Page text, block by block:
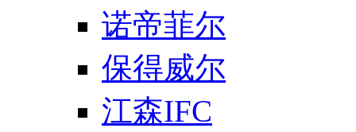
诺帝菲尔
保得威尔
江森IFC